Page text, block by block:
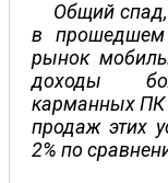
Общий
в прошедшем
рынок
доходы
карманных ПК
продаж этих
2% по